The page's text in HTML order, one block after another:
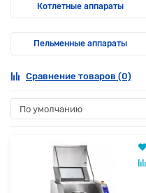
Котлетные аппараты
Пельменные аппараты
Сравнение товаров (0)